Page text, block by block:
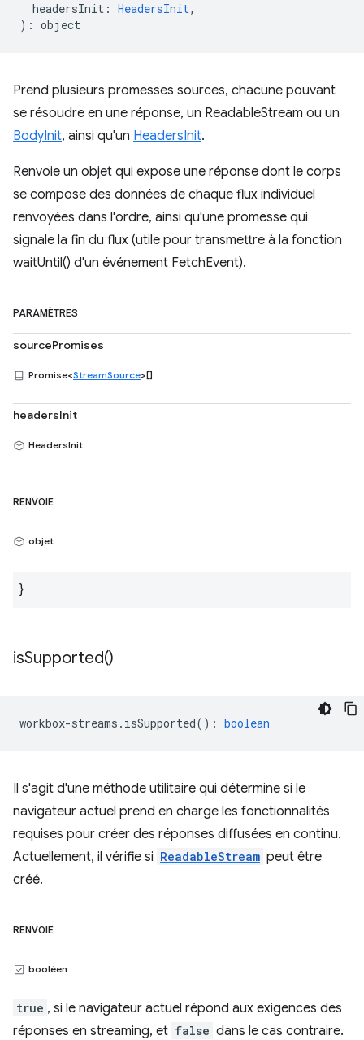
headersInit : HeadersInit,
) : object
Prend plusieurs promesses sources, chacune pouvant
se résoudre en une réponse, un ReadableStream ou un
BodyInit, ainsi qu'un HeadersInit.
Renvoie un objet qui expose une réponse dont le corps
se compose des données de chaque flux individuel
renvoyées dans l'ordre, ainsi qu'une promesse qui
signale la fin du flux (utile pour transmettre à la fonction
waitUntil() d'un événement FetchEvent).
PARAMÈTRES
sourcePromises
Promise<StreamSource>[]
headersInit
HeadersInit
RENVOIE
objet
}
isSupported()
workbox-streams . isSupported() : boolean
Il s'agit d'une méthode utilitaire qui détermine si le
navigateur actuel prend en charge les fonctionnalités
requises pour créer des réponses diffusées en continu.
Actuellement, il vérifie si ReadableStream peut être
créé.
RENVOIE
booléen
true , si le navigateur actuel répond aux exigences des
réponses en streaming, et false dans le cas contraire.